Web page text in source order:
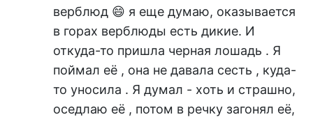
верблюд 😄 я еще думаю, оказывается
в горах верблюды есть дикие. И
откуда-то пришла черная лошадь . Я
поймал её , она не давала сесть , куда-
то уносила . Я думал - хоть и страшно,
оседлаю её , потом в речку загонял её,